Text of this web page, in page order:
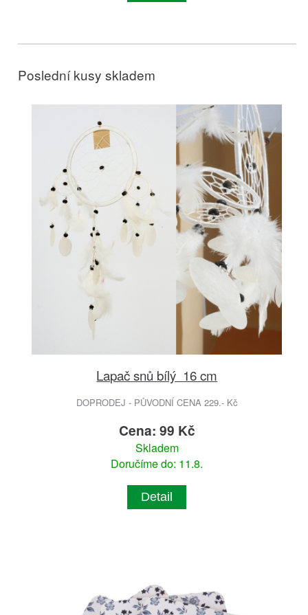
Poslední kusy skladem
Lapač snů bílý 16 cm
DOPRODEJ - PŮVODNÍ CENA 229.- Kč
Cena: 99 Kč
Skladem
Doručíme do: 11.8.
Detail